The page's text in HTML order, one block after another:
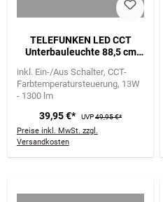
TELEFUNKEN LED CCT
Unterbauleuchte 88,5 cm
inkl. Ein-/Aus Schalter CCT-
Farbtemperatursteuerung 13W
- 1300 lm
39,95 €* UVP49,95 €*
Preise inkl. MwSt. zzgl.
Versandkosten